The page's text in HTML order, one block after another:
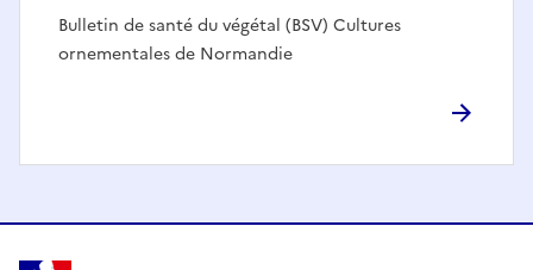
Bulletin de santé du végétal (BSV) Cultures
ornementales de Normandie